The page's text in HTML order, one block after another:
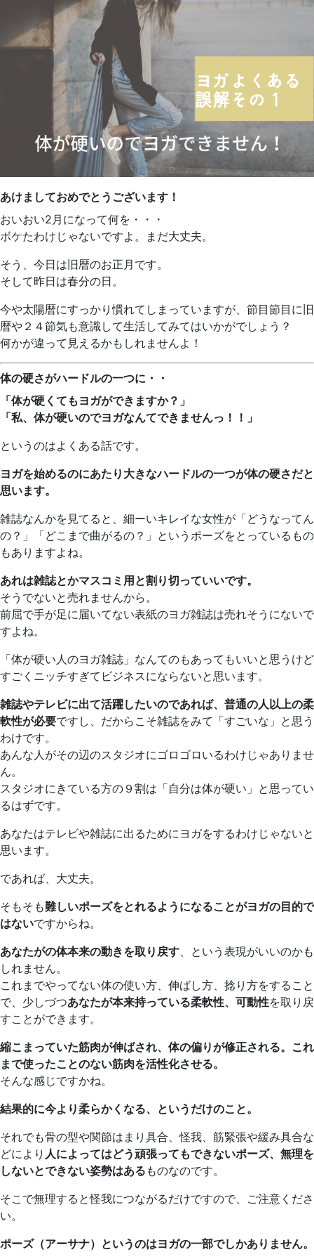
あけましておめでとうございます！
おいおい2月になって何を・・・
ボケたわけじゃないですよ。まだ大丈夫。
そう、今日は旧暦のお正月です。
そして昨日は春分の日。
今や太陽暦にすっかり慣れてしまっていますが、節目節目に旧
暦や２４節気も意識して生活してみてはいかがでしょう？
何かが違って見えるかもしれませんよ！
体の硬さがハードルの一つに・・
「体が硬くてもヨガができますか？」
「私、体が硬いのでヨガなんてできませんっ！！」
というのはよくある話です。
ヨガを始めるのにあたり大きなハードルの一つが体の硬さだと
思います。
雑誌なんかを見てると、細ーいキレイな女性が「どうなってん
の？」「どこまで曲がるの？」というポーズをとっているもの
もありますよね。
あれは雑誌とかマスコミ用と割り切っていいです。
そうでないと売れませんから。
前屈で手が足に届いてない表紙のヨガ雑誌は売れそうにないで
すよね。
「体が硬い人のヨガ雑誌」なんてのもあってもいいと思うけど
すごくニッチすぎてビジネスにならないと思います。
雑誌やテレビに出て活躍したいのであれば、普通の人以上の柔
軟性が必要ですし、だからこそ雑誌をみて「すごいな」と思う
わけです。
あんな人がその辺のスタジオにゴロゴロいるわけじゃありませ
ん。
スタジオにきている方の９割は「自分は体が硬い」と思ってい
るはずです。
あなたはテレビや雑誌に出るためにヨガをするわけじゃないと
思います。
であれば、大丈夫。
そもそも難しいポーズをとれるようになることがヨガの目的で
はないですからね。
あなたがの体本来の動きを取り戻す、という表現がいいのかも
しれません。
これまでやってない体の使い方、伸ばし方、捻り方をすること
で、少しづつあなたが本来持っている柔軟性、可動性を取り戻
すことができます。
縮こまっていた筋肉が伸ばされ、体の偏りが修正される。これ
まで使ったことのない筋肉を活性化させる。
そんな感じですかね。
結果的に今より柔らかくなる、というだけのこと。
それでも骨の型や関節はまり具合、怪我、筋緊張や緩み具合な
どにより 人によってはどう頑張ってもできないポーズ、無理を
しないとできない姿勢はある ものなのです。
そこで無理すると怪我につながるだけですので、ご注意くださ
い。
ポーズ（アーサナ）というのはヨガの一部でしかありません。